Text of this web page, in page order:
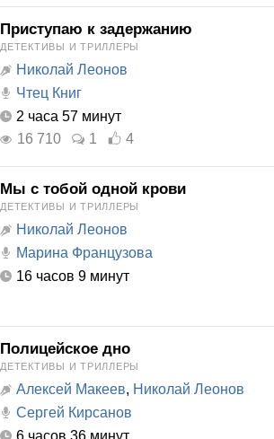
Приступаю к задержанию
ДЕТЕКТИВЫ И ТРИЛЛЕРЫ
Николай Леонов
Чтец Книг
2 часа 57 минут
16 710
1 4
Мы с тобой одной крови
ДЕТЕКТИВЫ И ТРИЛЛЕРЫ
Николай Леонов
Марина Французова
16 часов 9 минут
Полицейское дно
ДЕТЕКТИВЫ И ТРИЛЛЕРЫ
Алексей Макеев, Николай Леонов
Сергей Кирсанов
6 часов 36 минут